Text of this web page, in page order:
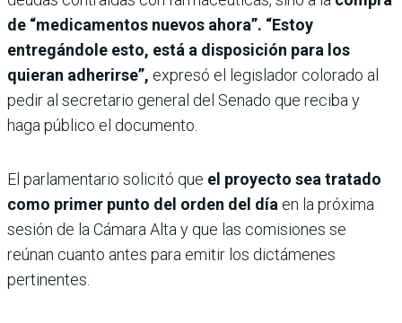
de “medicamentos nuevos ahora”. “Estoy
entregándole esto, está a disposición para los
quieran adherirse”, expresó el legislador colorado al
pedir al secretario general del Senado que reciba y
haga público el documento.
El parlamentario solicitó que el proyecto sea tratado
como primer punto del orden del día en la próxima
sesión de la Cámara Alta y que las comisiones se
reúnan cuanto antes para emitir los dictámenes
pertinentes.